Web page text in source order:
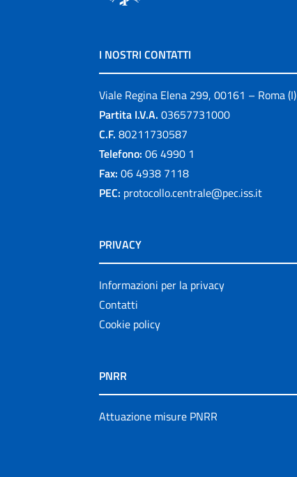
I NOSTRI CONTATTI
Viale Regina Elena 299, 00161 – Roma (I)
Partita I.V.A. 03657731000
C.F. 80211730587
Telefono: 06 4990 1
Fax: 06 4938 7118
PEC: protocollo.centrale@pec.iss.it
PRIVACY
Informazioni per la privacy
Contatti
Cookie policy
PNRR
Attuazione misure PNRR